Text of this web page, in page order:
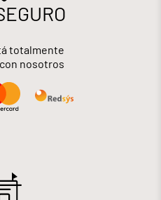
totalmente
nosotros